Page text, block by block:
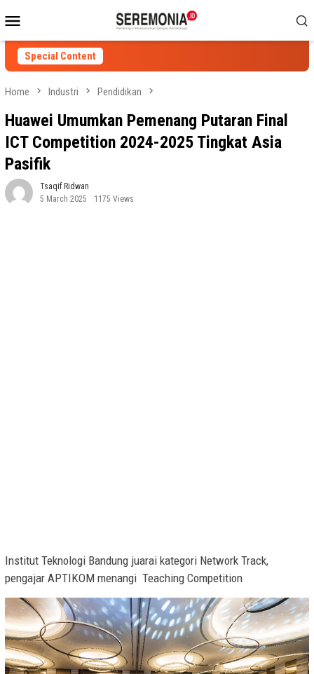
to
contentMenu
Special Content
Home Industri Pendidikan
Huawei Umumkan Pemenang Putaran Final
ICT Competition 2024-2025 Tingkat Asia
Pasifik
Tsaqif Ridwan
5 March 2025
1175 Views
Institut Teknologi Bandung juarai kategori Network Track,
pengajar APTIKOM menangi Teaching Competition